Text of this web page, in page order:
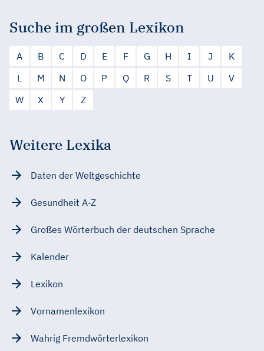
Suche im großen Lexikon
A B C D E F G H I J
K
L
M N O P Q R S T U
V
W
X Y Z
Weitere Lexika
Daten der Weltgeschichte
Gesundheit A-Z
Großes Wörterbuch der deutschen Sprache
Kalender
Lexikon
Vornamenlexikon
Wahrig Fremdwörterlexikon